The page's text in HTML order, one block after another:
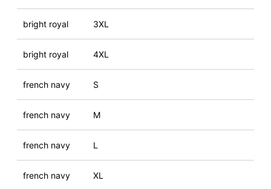
bright royal 3XL
bright royal 4XL
french navy S
french navy M
french navy L
french navy XL